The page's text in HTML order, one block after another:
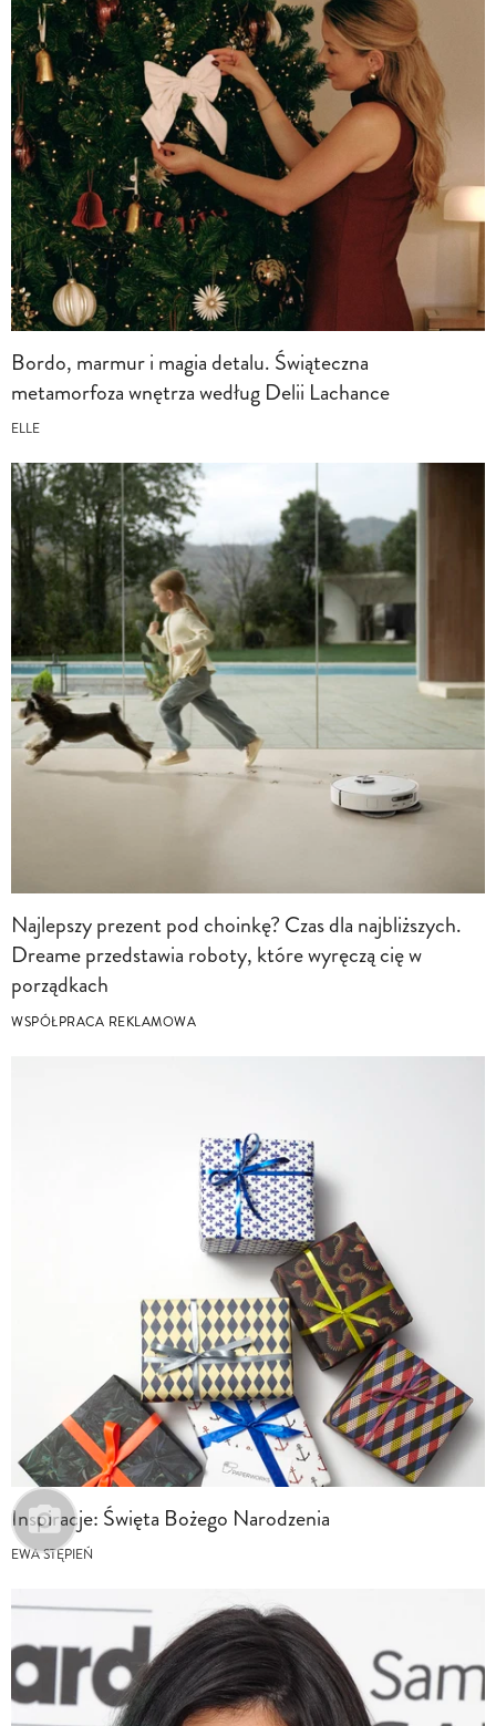
Bordo, marmur i magia detalu. Świąteczna
metamorfoza wnętrza według Delii Lachance
ELLE
Najlepszy prezent pod choinkę? Czas dla najbliższych.
Dreame przedstawia roboty, które wyręczą cię w
porządkach
WSPÓŁPRACA REKLAMOWA
Inspiracje: Święta Bożego Narodzenia
EWA STĘPIEŃ